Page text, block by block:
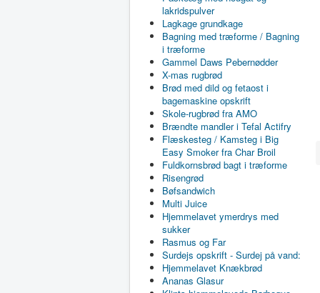
lakridspulver
Lagkage grundkage
Bagning med træforme / Bagning
i træforme
Gammel Daws Pebernødder
X-mas rugbrød
Brød med dild og fetaost i
bagemaskine opskrift
Skole-rugbrød fra AMO
Brændte mandler i Tefal Actifry
Flæskesteg / Kamsteg i Big
Easy Smoker fra Char Broil
Fuldkornsbrød bagt i træforme
Risengrød
Bøfsandwich
Multi Juice
Hjemmelavet ymerdrys med
sukker
Rasmus og Far
Surdejs opskrift - Surdej på vand:
Hjemmelavet Knækbrød
Ananas Glasur